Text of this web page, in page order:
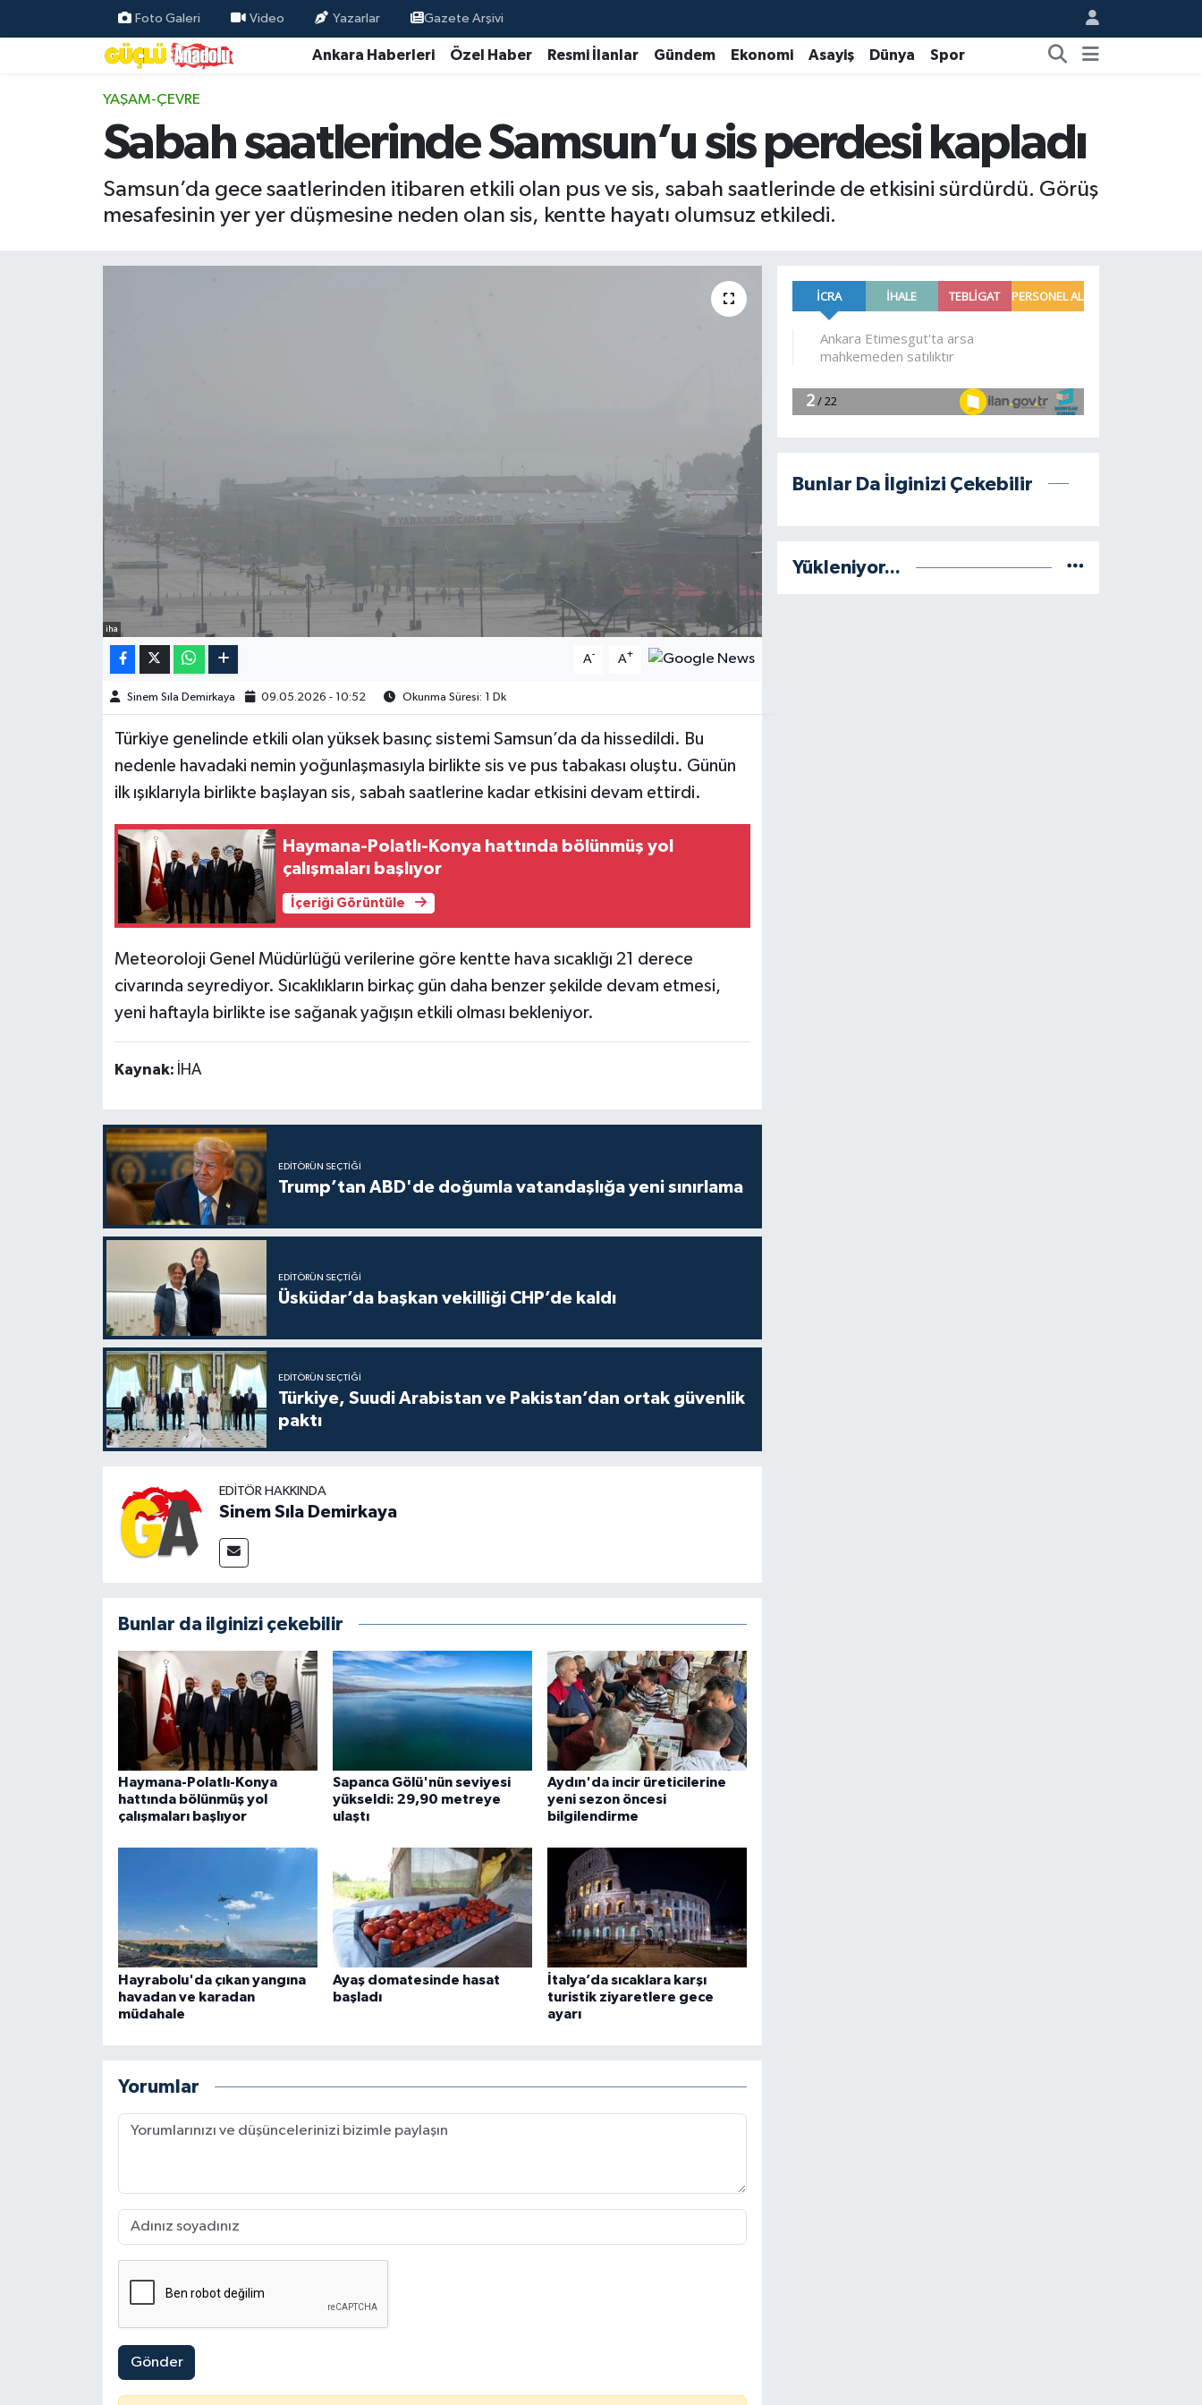
Foto Galeri Video Yazarlar Gazete Arşivi
Ankara Haberleri Özel Haber Resmi İlanlar Gündem Ekonomi Asayiş Dünya Spor
YAŞAM-ÇEVRE
Sabah saatlerinde Samsun’u sis perdesi kapladı
Samsun’da gece saatlerinden itibaren etkili olan pus ve sis, sabah saatlerinde de etkisini sürdürdü. Görüş
mesafesinin yer yer düşmesine neden olan sis, kentte hayatı olumsuz etkiledi.
iha
A- A+
Sinem Sıla Demirkaya 09.05.2026 - 10:52 Okunma Süresi: 1 Dk
Türkiye genelinde etkili olan yüksek basınç sistemi Samsun’da da hissedildi. Bu
nedenle havadaki nemin yoğunlaşmasıyla birlikte sis ve pus tabakası oluştu. Günün
ilk ışıklarıyla birlikte başlayan sis, sabah saatlerine kadar etkisini devam ettirdi.
Haymana-Polatlı-Konya hattında bölünmüş yol
çalışmaları başlıyor
İçeriği Görüntüle
Meteoroloji Genel Müdürlüğü verilerine göre kentte hava sıcaklığı 21 derece
civarında seyrediyor. Sıcaklıkların birkaç gün daha benzer şekilde devam etmesi,
yeni haftayla birlikte ise sağanak yağışın etkili olması bekleniyor.
Kaynak: İHA
EDITÖRÜN SEÇTIĞI
Trump’tan ABD'de doğumla vatandaşlığa yeni sınırlama
EDITÖRÜN SEÇTIĞI
Üsküdar’da başkan vekilliği CHP’de kaldı
EDITÖRÜN SEÇTIĞI
Türkiye, Suudi Arabistan ve Pakistan’dan ortak güvenlik
paktı
EDITÖR HAKKINDA
Sinem Sıla Demirkaya
Bunlar da ilginizi çekebilir
Haymana-Polatlı-Konya
hattında bölünmüş yol
çalışmaları başlıyor
Sapanca Gölü'nün seviyesi
yükseldi: 29,90 metreye
ulaştı
Aydın'da incir üreticilerine
yeni sezon öncesi
bilgilendirme
Hayrabolu'da çıkan yangına
havadan ve karadan
müdahale
Ayaş domatesinde hasat
başladı
İtalya’da sıcaklara karşı
turistik ziyaretlere gece
ayarı
Yorumlar
Gönder
Bunlar Da İlginizi Çekebilir
Yükleniyor...
Özel Haber
Resmi İlanlar
Burç Yorumları
Hava Durumu
Kim kimdir?
Yaşam-Çevre